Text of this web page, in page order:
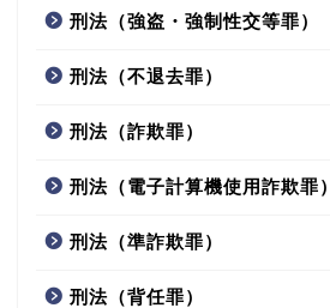
刑法（強盗・強制性交等罪）
刑法（不退去罪）
刑法（詐欺罪）
刑法（電子計算機使用詐欺罪）
刑法（準詐欺罪）
刑法（背任罪）